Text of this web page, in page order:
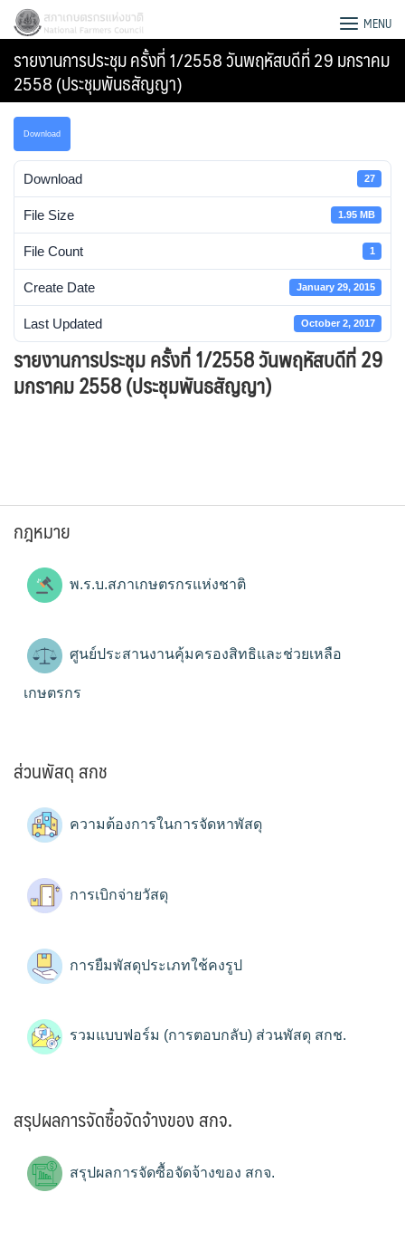
Skip
content
Search
for:
สภาเกษตรกรแห่งชาติ MENU
รายงานการประชุม ครั้งที่ 1/2558 วันพฤหัสบดีที่ 29 มกราคม
2558 (ประชุมพันธสัญญา)
Download
Download 27
File Size 1.95 MB
File Count 1
Create Date January 29, 2015
Last Updated October 2, 2017
รายงานการประชุม ครั้งที่ 1/2558 วันพฤหัสบดีที่ 29
มกราคม 2558 (ประชุมพันธสัญญา)
กฎหมาย
พ.ร.บ.สภาเกษตรกรแห่งชาติ
ศูนย์ประสานงานคุ้มครองสิทธิและช่วยเหลือ
เกษตรกร
ส่วนพัสดุ สกช
ความต้องการในการจัดหาพัสดุ
การเบิกจ่ายวัสดุ
การยืมพัสดุประเภทใช้คงรูป
รวมแบบฟอร์ม (การตอบกลับ) ส่วนพัสดุ สกช.
สรุปผลการจัดซื้อจัดจ้างของ สกจ.
สรุปผลการจัดซื้อจัดจ้างของ สกจ.